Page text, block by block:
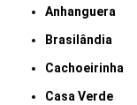
Anhanguera
Brasilândia
Cachoeirinha
Casa Verde